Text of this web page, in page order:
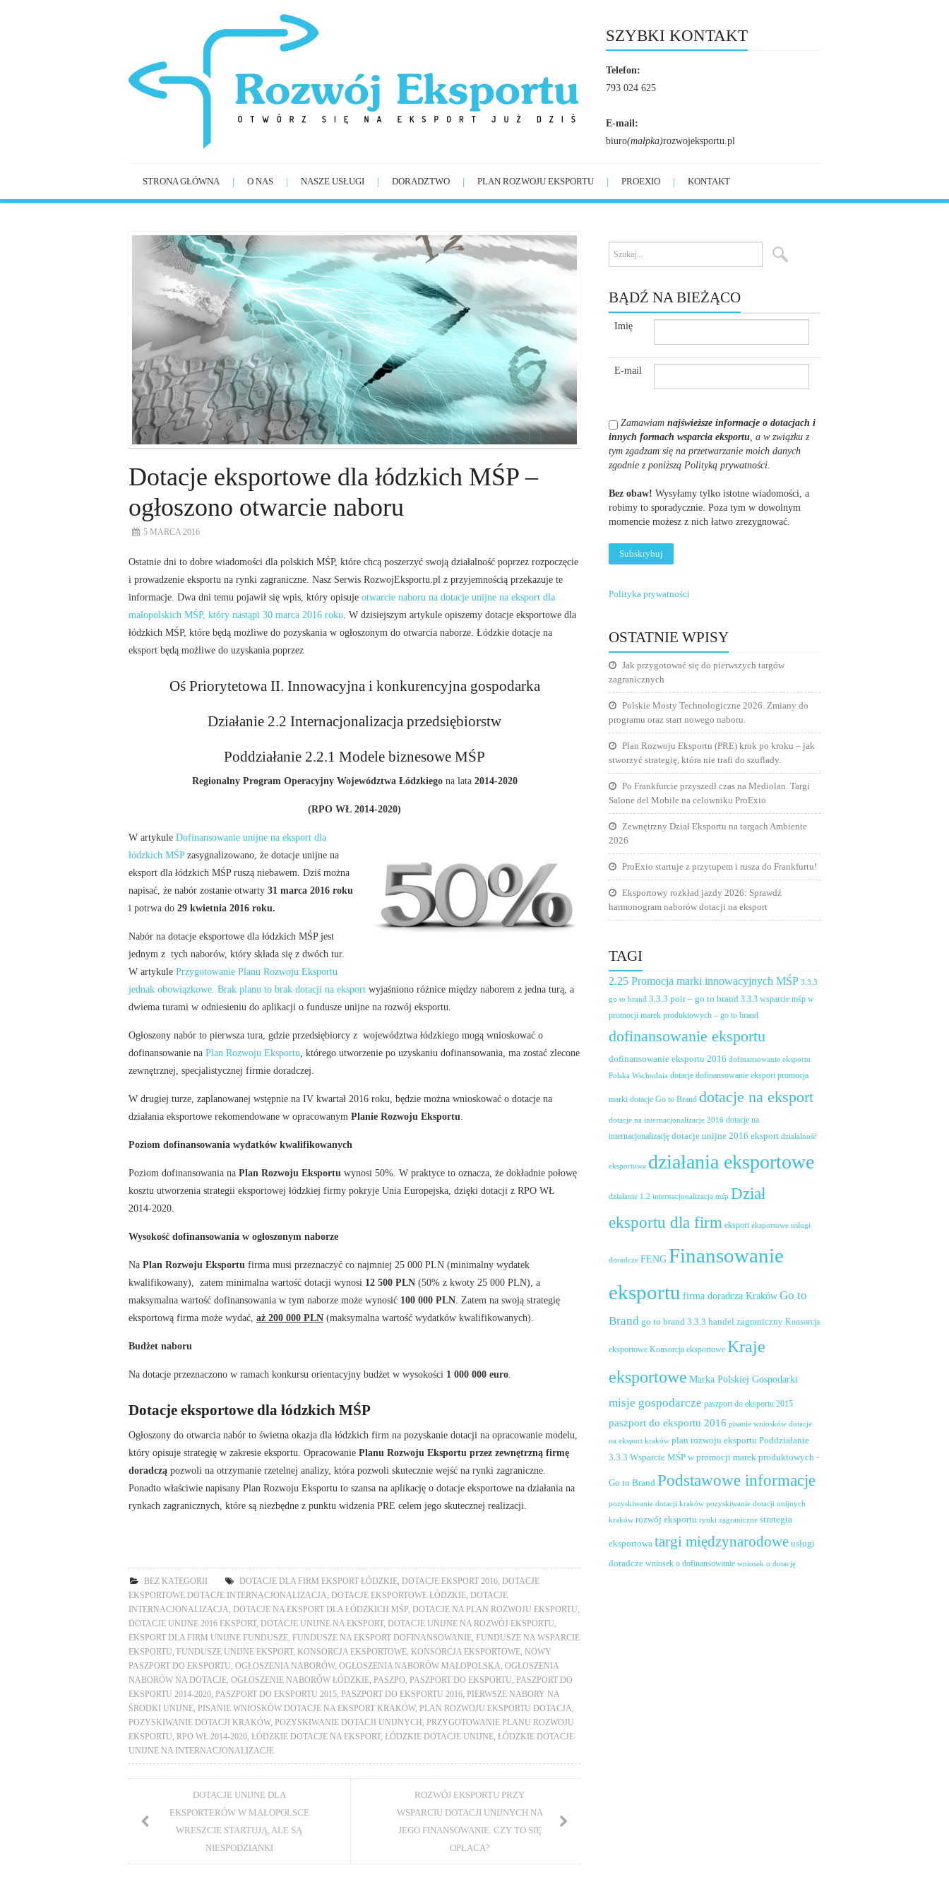
SZYBKI KONTAKT
Telefon:
793 024 625
E-mail:
biuro(małpka)rozwojeksportu.pl
STRONA GŁÓWNA O NAS NASZE USŁUGI DORADZTWO PLAN ROZWOJU EKSPORTU PROEXIO KONTAKT
Dotacje eksportowe dla łódzkich MŚP –
ogłoszono otwarcie naboru
5 MARCA 2016
Ostatnie dni to dobre wiadomości dla polskich MŚP, które chcą poszerzyć swoją działalność poprzez rozpoczęcie
i prowadzenie eksportu na rynki zagraniczne. Nasz Serwis RozwojEksportu.pl z przyjemnością przekazuje te
informacje. Dwa dni temu pojawił się wpis, który opisuje otwarcie naboru na dotacje unijne na eksport dla
małopolskich MŚP, który nastąpi 30 marca 2016 roku . W dzisiejszym artykule opiszemy dotacje eksportowe dla
łódzkich MŚP, które będą możliwe do pozyskania w ogłoszonym do otwarcia naborze. Łódzkie dotacje na
eksport będą możliwe do uzyskania poprzez
Oś Priorytetowa II. Innowacyjna i konkurencyjna gospodarka
Działanie 2.2 Internacjonalizacja przedsiębiorstw
Poddziałanie 2.2.1 Modele biznesowe MŚP
Regionalny Program Operacyjny Województwa Łódzkiego na lata2014-2020
(RPO WŁ 2014-2020)
W artykule Dofinansowanie unijne na eksport dla
łódzkich MŚPzasygnalizowano, że dotacje unijne na
eksport dla łódzkich MŚP ruszą niebawem. Dziś można
napisać, że nabór zostanie otwarty 31 marca 2016 roku
i potrwa do 29 kwietnia 2016 roku.
Nabór na dotacje eksportowe dla łódzkich MŚP jest
jednym z tych naborów, który składa się z dwóch tur.
W artykule Przygotowanie Planu Rozwoju Eksportu
jednak obowiązkowe. Brak planu to brak dotacji na eksport wyjaśniono różnice między naborem z jedna turą, a
dwiema turami w odniesieniu do aplikacji o fundusze unijne na rozwój eksportu.
Ogłoszony nabór to pierwsza tura, gdzie przedsiębiorcy z województwa łódzkiego mogą wnioskować o
dofinansowanie na Plan Rozwoju Eksportu , którego utworzenie po uzyskaniu dofinansowania, ma zostać zlecone
zewnętrznej, specjalistycznej firmie doradczej.
W drugiej turze, zaplanowanej wstępnie na IV kwartał 2016 roku, będzie można wnioskować o dotacje na
działania eksportowe rekomendowane w opracowanym Planie Rozwoju Eksportu
Poziom dofinansowania wydatków kwalifikowanych
Poziom dofinansowania na Plan Rozwoju Eksportu wynosi 50%. W praktyce to oznacza, że dokładnie połowę
kosztu utworzenia strategii eksportowej łódzkiej firmy pokryje Unia Europejska, dzięki dotacji z RPO WŁ
2014-2020.
Wysokość dofinansowania w ogłoszonym naborze
Na Plan Rozwoju Eksportu firma musi przeznaczyć co najmniej 25 000 PLN (minimalny wydatek
kwalifikowany), zatem minimalna wartość dotacji wynosi 12 500 PLN (50% z kwoty 25 000 PLN), a
maksymalna wartość dofinansowania w tym naborze może wynosić 100 000 PLN . Zatem na swoją strategię
eksportową firma może wydać, aż 200 000 PLN (maksymalna wartość wydatków kwalifikowanych).
Budżet naboru
Na dotacje przeznaczono w ramach konkursu orientacyjny budżet w wysokości 1 000 000 euro
Dotacje eksportowe dla łódzkich MŚP
Ogłoszony do otwarcia nabór to świetna okazja dla łódzkich firm na pozyskanie dotacji na opracowanie modelu,
który opisuje strategię w zakresie eksportu. Opracowanie Planu Rozwoju Eksportu przez zewnętrzną firmę
doradczą pozwoli na otrzymanie rzetelnej analizy, która pozwoli skutecznie wejść na rynki zagraniczne.
Ponadto właściwie napisany Plan Rozwoju Eksportu to szansa na aplikację o dotacje eksportowe na działania na
rynkach zagranicznych, które są niezbędne z punktu widzenia PRE celem jego skutecznej realizacji.
BEZ KATEGORII DOTACJE DLA FIRM EKSPORT ŁÓDZKIE, DOTACJE EKSPORT 2016, DOTACJE
EKSPORTOWE DOTACJE INTERNACJONALIZACJA DOTACJE EKSPORTOWE ŁÓDZKIE DOTACJE
INTERNACJONALIZACJA DOTACJE NA EKSPORT DLA ŁÓDZKICH MŚP DOTACJE NA PLAN ROZWOJU EKSPORTU
DOTACJE UNIJNE 2016 EKSPORT, DOTACJE UNIJNE NA EKSPORT, DOTACJE UNIJNE NA ROZWÓJ EKSPORTU
EKSPORT DLA FIRM UNIJNE FUNDUSZE FUNDUSZE NA EKSPORT DOFINANSOWANIE FUNDUSZE NA WSPARCIE
EKSPORTU FUNDUSZE UNIJNE EKSPORT, KONSORCJA EKSPORTOWE KONSORCJA EKSPORTOWE NOWY
PASZPORT DO EKSPORTU OGŁOSZENIA NABORÓW, OGŁOSZENIA NABORÓW MAŁOPOLSKA OGŁOSZENIA
NABORÓW NA DOTACJE OGŁOSZENIE NABORÓW ŁÓDZKIE PASZPO PASZPORT DO EKSPORTU PASZPORT DO
EKSPORTU 2014-2020 PASZPORT DO EKSPORTU 2015 PASZPORT DO EKSPORTU 2016 PIERWSZE NABORY NA
ŚRODKI UNIJNE PISANIE WNIOSKÓW DOTACJE NA EKSPORT KRAKÓW, PLAN ROZWOJU EKSPORTU DOTACJA
POZYSKIWANIE DOTACJI KRAKÓW, POZYSKIWANIE DOTACJI UNIJNYCH PRZYGOTOWANIE PLANU ROZWOJU
EKSPORTU RPO WŁ 2014-2020 ŁÓDZKIE DOTACJE NA EKSPORT, ŁÓDZKIE DOTACJE UNIJNE ŁÓDZKIE DOTACJE
UNIJNE NA INTERNACJONALIZACJE
DOTACJE UNIJNE DLA
EKSPORTERÓW W MAŁOPOLSCE
WRESZCIE STARTUJĄ, ALE SĄ
NIESPODZIANKI
ROZWÓJ EKSPORTU PRZY
WSPARCIU DOTACJI UNIJNYCH NA
JEGO FINANSOWANIE. CZY TO SIĘ
OPŁACA?
BĄDŹ NA BIEŻĄCO
Imię
E-mail
Zamawiam najświeższe informacje o dotacjach i
innych formach wsparcia eksportu, a w związku z
tym zgadzam się na przetwarzanie moich danych
zgodnie z poniższą Polityką prywatności.
Bez obaw! Wysyłamy tylko istotne wiadomości, a
robimy to sporadycznie. Poza tym w dowolnym
momencie możesz z nich łatwo zrezygnować.
Polityka prywatności
OSTATNIE WPISY
Jak przygotować się do pierwszych targów
zagranicznych
Polskie Mosty Technologiczne 2026. Zmiany do
programu oraz start nowego naboru.
Plan Rozwoju Eksportu (PRE) krok po kroku – jak
stworzyć strategię, która nie trafi do szuflady.
Po Frankfurcie przyszedł czas na Mediolan. Targi
Salone del Mobile na celowniku ProExio
Zewnętrzny Dział Eksportu na targach Ambiente
2026
ProExio startuje z przytupem i rusza do Frankfurtu!
Eksportowy rozkład jazdy 2026: Sprawdź
harmonogram naborów dotacji na eksport
TAGI
2.25 Promocja marki innowacyjnych MŚP 3.3.3
go to brand 3.3.3 poir – go to brand 3.3.3 wsparcie mśp w
promocji marek produktowych – go to brand
dofinansowanie eksportu
dofinansowanie eksportu 2016 dofinansowanie eksportu
Polska Wschodnia dotacje dofinansowanie eksport promocja
marki dotacje Go to Brand dotacje na eksport
dotacje na internacjonalizacje 2016 dotacje na
internacjonalizację dotacje unijne 2016 eksport działalność
eksportowa działania eksportowe
działanie 1.2 internacjonalizacja mśp Dział
eksportu dla firm eksport eksportowe usługi
doradcze FENG Finansowanie
eksportu firma doradcza KrakówGo to
Brand go to brand 3.3.3 handel zagraniczny Konsorcja
eksportowe Konsorcja eksportowe Kraje
eksportowe Marka Polskiej Gospodarki
misje gospodarcze paszport do eksportu 2015
paszport do eksportu 2016 pisanie wniosków dotacje
na eksport kraków plan rozwoju eksportu Poddziałanie
3.3.3 Wsparcie MŚP w promocji marek produktowych -
Go to Brand Podstawowe informacje
pozyskiwanie dotacji kraków pozyskiwanie dotacji unijnych
kraków rozwój eksportu rynki zagraniczne strategia
eksportowa targi międzynarodowe usługi
doradcze wniosek o dofinansowanie wniosek o dotację